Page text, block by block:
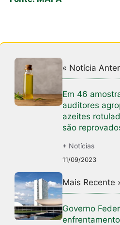
« Notícia
Em 46
auditores
azeites
são
+ Notícias
11/09/2023
Mais Recente
Governo